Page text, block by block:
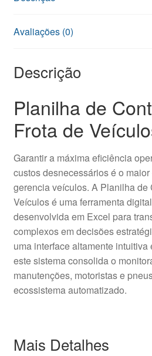
Avaliações (0)
Descrição
Planilha de
Frota de
Garantir a máxima eficiência
custos desnecessários é o
gerencia veículos. A Planilha de
Veículos é uma ferramenta
desenvolvida em Excel para
complexos em decisões
uma interface altamente intuitiva
este sistema consolida o
manutenções, motoristas e
ecossistema automatizado.
Mais Detalhes